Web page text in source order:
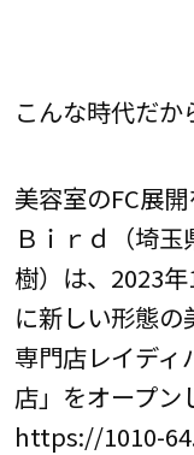
こんな時代だ
美容室のFC展
Ｂｉｒｄ（埼
樹）は、2023
に新しい形態
専門店レイディ
店」をオープ
https://1010-